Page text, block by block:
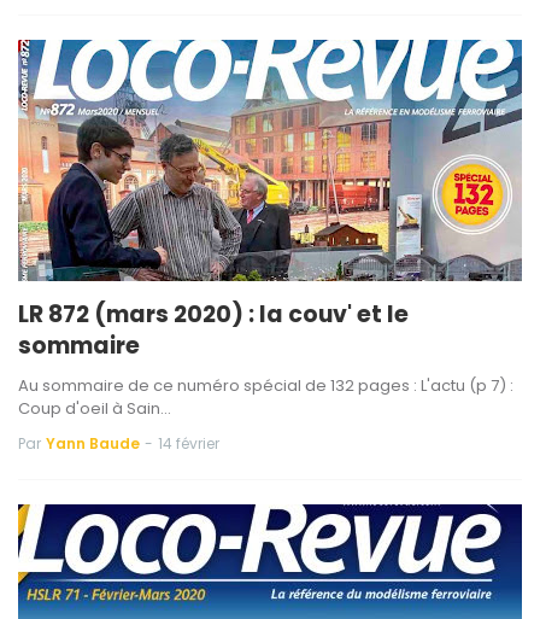
LR 872 (mars 2020) : la couv' et le
sommaire
Au sommaire de ce numéro spécial de 132 pages : L'actu (p 7) :
Coup d'oeil à Sain…
Par Yann Baude - 14 février